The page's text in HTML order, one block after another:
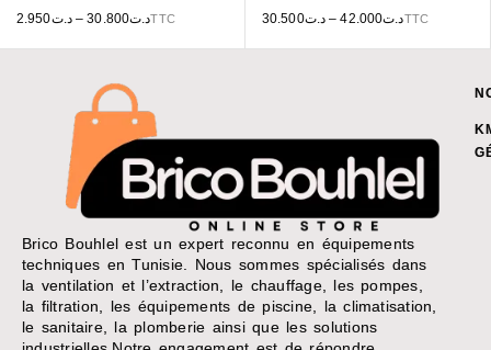
د.ت2.950 – د.ت30.800 TTC د.ت30.500 – د.ت42.000 TTC
Brico Bouhlel est un expert reconnu en équipements
techniques en Tunisie. Nous sommes spécialisés dans
la ventilation et l’extraction, le chauffage, les pompes,
la filtration, les équipements de piscine, la climatisation,
le sanitaire, la plomberie ainsi que les solutions